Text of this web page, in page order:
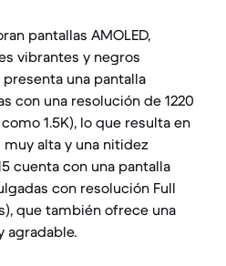
pantallas AMOLED,
vibrantes y negros
presenta una pantalla
con una resolución de 1220
1.5K), lo que resulta en
alta y una nitidez
cuenta con una pantalla
con resolución Full
que también ofrece una
agradable.